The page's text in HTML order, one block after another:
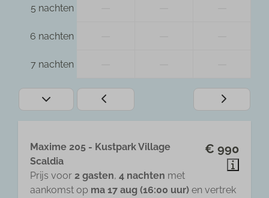
5 nachten
6 nachten
7 nachten
€ 990
Maxime 205 - Kustpark Village
Scaldia
Prijs voor 2 gasten, 4 nachten met
aankomst op ma 17 aug (16:00 uur) en vertrek